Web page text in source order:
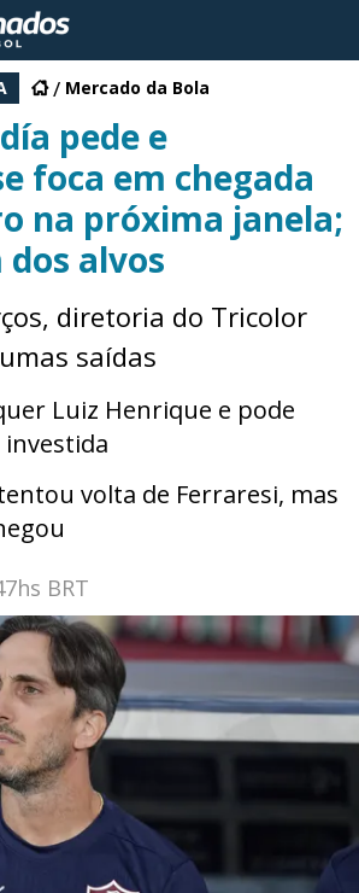
Mercado da Bola
pede e
foca em chegada
na próxima janela;
alvos
diretoria do Tricolor
saídas
Luiz Henrique e pode
volta de Ferraresi, mas
BRT